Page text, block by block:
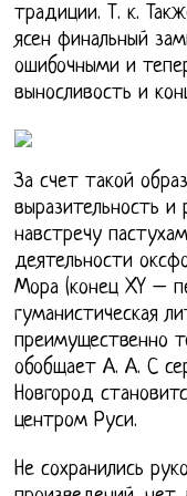
традиции. Т. к.
ясен финальный
ошибочными и
выносливость и
За счет такой
выразительность
навстречу
деятельности
Мора (конец XY –
гуманистическая
преимущественно
обобщает А. А. С
Новгород
центром Руси.
Не сохранились